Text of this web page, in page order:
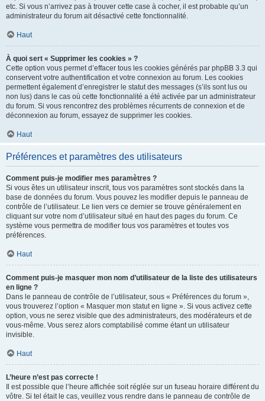
etc. Si vous n’arrivez pas à trouver cette case à cocher, il est probable qu’un
administrateur du forum ait désactivé cette fonctionnalité.
Haut
À quoi sert « Supprimer les cookies » ?
Cette option vous permet d’effacer tous les cookies générés par phpBB 3.3 qui
conservent votre authentification et votre connexion au forum. Les cookies
permettent également d’enregistrer le statut des messages (s’ils sont lus ou
non lus) dans le cas où cette fonctionnalité a été activée par un administrateur
du forum. Si vous rencontrez des problèmes récurrents de connexion et de
déconnexion au forum, essayez de supprimer les cookies.
Haut
Préférences et paramètres des utilisateurs
Comment puis-je modifier mes paramètres ?
Si vous êtes un utilisateur inscrit, tous vos paramètres sont stockés dans la
base de données du forum. Vous pouvez les modifier depuis le panneau de
contrôle de l’utilisateur. Le lien vers ce dernier se trouve généralement en
cliquant sur votre nom d’utilisateur situé en haut des pages du forum. Ce
système vous permettra de modifier tous vos paramètres et toutes vos
préférences.
Haut
Comment puis-je masquer mon nom d’utilisateur de la liste des utilisateurs
en ligne ?
Dans le panneau de contrôle de l’utilisateur, sous « Préférences du forum »,
vous trouverez l’option « Masquer mon statut en ligne ». Si vous activez cette
option, vous ne serez visible que des administrateurs, des modérateurs et de
vous-même. Vous serez alors comptabilisé comme étant un utilisateur
invisible.
Haut
L’heure n’est pas correcte !
Il est possible que l’heure affichée soit réglée sur un fuseau horaire différent du
vôtre. Si tel était le cas, veuillez vous rendre dans le panneau de contrôle de